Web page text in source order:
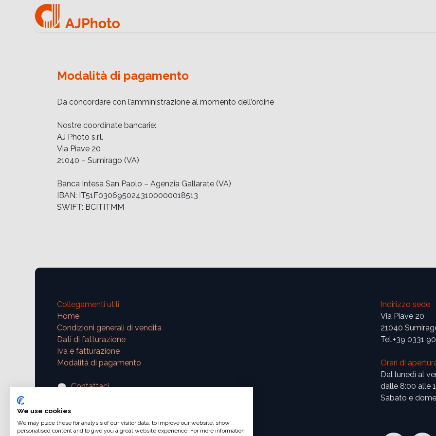
Modalità di pagamento
Da concordare con l’amministrazione al momento dell’ordine
Nostre coordinate bancarie:
AJ Photo s.r.l.
Via Piave 20
21040 – Sumirago (VA)
Banca Intesa San Paolo – Agenzia Gallarate (VA)
IBAN: IT51F0306950243100000018513
SWIFT: BCITITMM
Collegamenti utili
Home
Condizioni generali di vendita
Dati di fatturazione
Iva e fatturazione
Modalità di pagamento
Contattaci
Indirizzo sede
Via Piave 20
21040
Tel.+39 0331
Orari di
Dal lunedì al
dalle 8:00 alle
Sabato e
We use cookies
We may place these for analysis of our visitor data, to improve our website, show
personalised content and to give you a great website experience. For more information